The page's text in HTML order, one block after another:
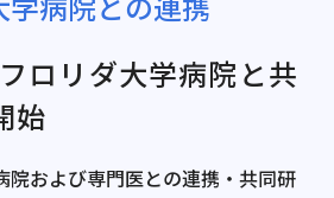
ロリダ大学病院と共
始
院および専門医との連携・共同研